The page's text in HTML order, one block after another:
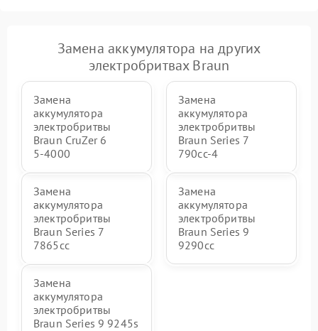
Замена аккумулятора на других
электробритвах Braun
Замена
аккумулятора
электробритвы
Braun CruZer 6
5‑4000
Замена
аккумулятора
электробритвы
Braun Series 7
790cc‑4
Замена
аккумулятора
электробритвы
Braun Series 7
7865cc
Замена
аккумулятора
электробритвы
Braun Series 9
9290cc
Замена
аккумулятора
электробритвы
Braun Series 9 9245s